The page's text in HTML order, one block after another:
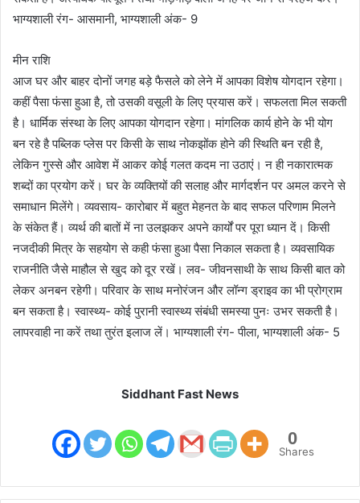
भाग्यशाली रंग- आसमानी, भाग्यशाली अंक- 9
मीन राशि
आज घर और बाहर दोनों जगह बड़े फैसले को लेने में आपका विशेष योगदान रहेगा।
कहीं पैसा फंसा हुआ है, तो उसकी वसूली के लिए प्रयास करें। सफलता मिल सकती
है। धार्मिक संस्था के लिए आपका योगदान रहेगा। मांगलिक कार्य होने के भी योग
बन रहे है पब्लिक प्लेस पर किसी के साथ नोकझोंक होने की स्थिति बन रही है,
लेकिन गुस्से और आवेश में आकर कोई गलत कदम ना उठाएं। न ही नकारात्मक
शब्दों का प्रयोग करें। घर के व्यक्तियों की सलाह और मार्गदर्शन पर अमल करने से
समाधान मिलेंगे। व्यवसाय- कारोबार में बहुत मेहनत के बाद सफल परिणाम मिलने
के संकेत हैं। व्यर्थ की बातों में ना उलझकर अपने कार्यों पर पूरा ध्यान दें। किसी
नजदीकी मित्र के सहयोग से कही फंसा हुआ पैसा निकाल सकता है। व्यवसायिक
राजनीति जैसे माहौल से खुद को दूर रखें। लव- जीवनसाथी के साथ किसी बात को
लेकर अनबन रहेगी। परिवार के साथ मनोरंजन और लॉन्ग ड्राइव का भी प्रोग्राम
बन सकता है। स्वास्थ्य- कोई पुरानी स्वास्थ्य संबंधी समस्या पुनः उभर सकती है।
लापरवाही ना करें तथा तुरंत इलाज लें। भाग्यशाली रंग- पीला, भाग्यशाली अंक- 5
Siddhant Fast News
0
Shares